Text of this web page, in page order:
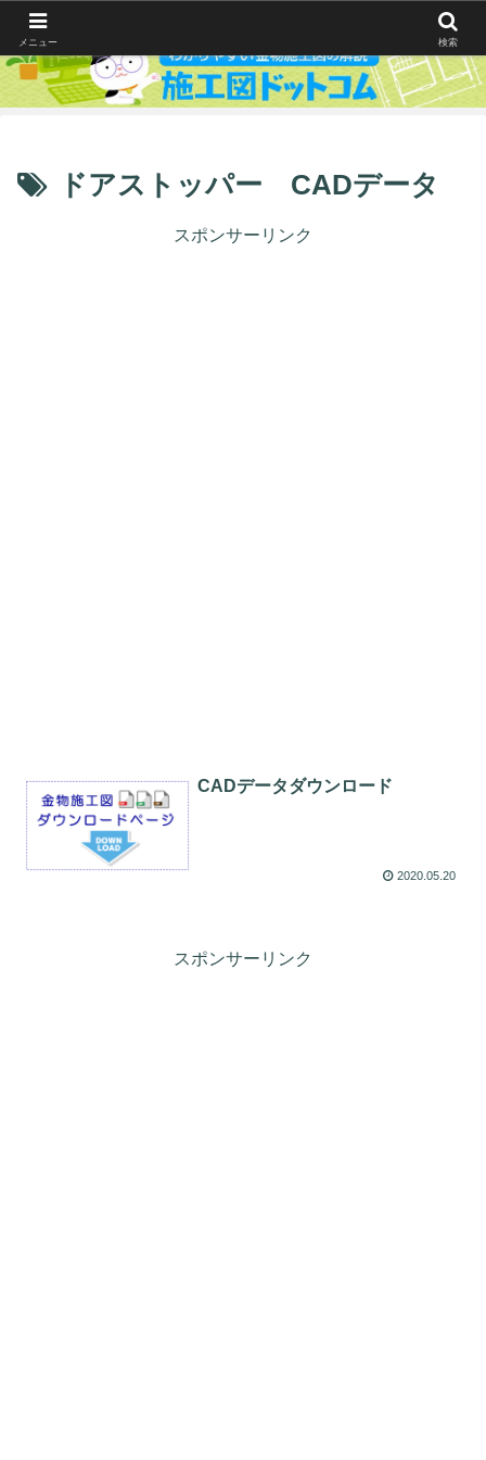
ドアストッパー CADデータ
スポンサーリンク
CADデータダウンロード
2020.05.20
スポンサーリンク
メニュー 検索